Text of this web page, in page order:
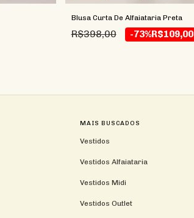
Blusa Curta De Alfaiataria Preta
R$398,00 -73%R$109,00
MAIS BUSCADOS
Vestidos
Vestidos Alfaiataria
Vestidos Midi
Vestidos Outlet